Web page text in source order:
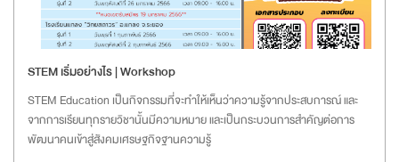
STEM เริ่มอย่างไร | Workshop
STEM Education เป็นกิจกรรมที่จะทำให้เห็นว่าความรู้จากประสบการณ์ และ
จากการเรียนทุกรายวิชานั้นมีความหมาย และเป็นกระบวนการสำคัญต่อการ
พัฒนาคนเข้าสู่สังคมเศรษฐกิจฐานความรู้